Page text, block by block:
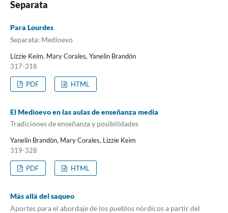
Separata
Para Lourdes
Separata: Medioevo
Lizzie Keim, Mary Corales, Yanelin Brandón
317-318
PDF HTML
El Medioevo en las aulas de enseñanza media
Tradiciones de enseñanza y posibilidades
Yanelin Brandón, Mary Corales, Lizzie Keim
319-328
PDF HTML
Más allá del saqueo
Aportes para el abordaje de los pueblos nórdicos a partir del